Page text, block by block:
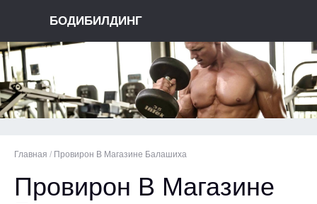
БОДИБИЛДИНГ
Главная / Провирон В Магазине Балашиха
Провирон В Магазине